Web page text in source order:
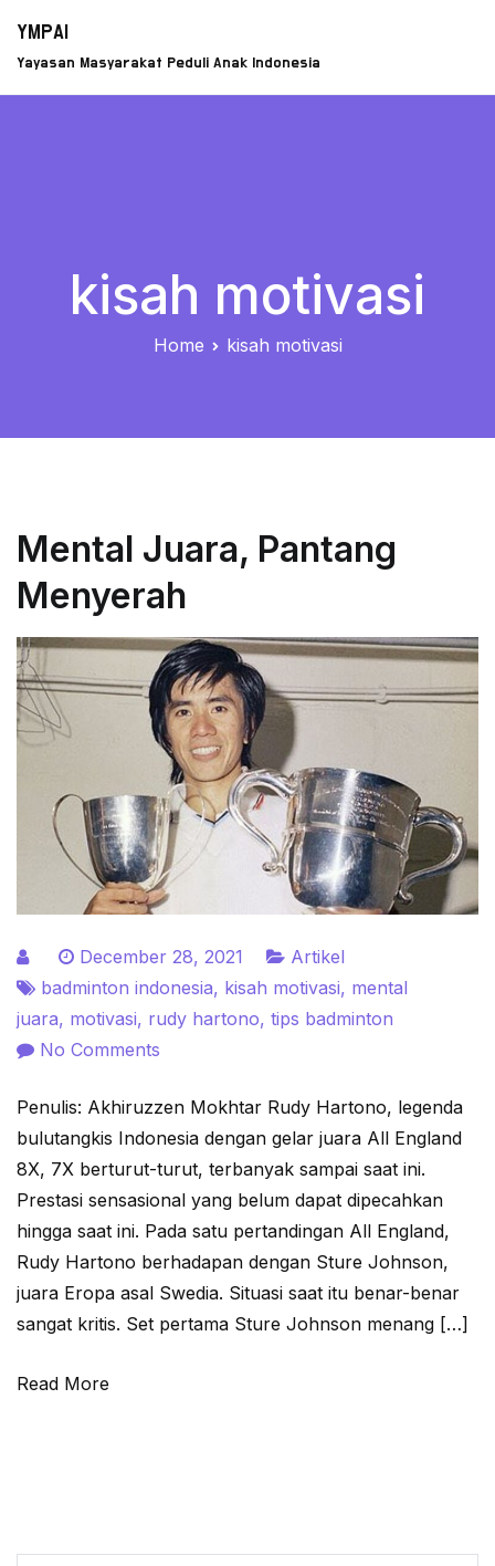
content
YMPAI
Yayasan Masyarakat Peduli Anak Indonesia
kisah motivasi
Home kisah motivasi
Mental Juara, Pantang
Menyerah
December 28, 2021
Artikel
badminton indonesia, kisah motivasi, mental
juara, motivasi, rudy hartono, tips badminton
No Comments
Juara,
Pantang
Menyerah
Penulis: Akhiruzzen Mokhtar Rudy Hartono, legenda
bulutangkis Indonesia dengan gelar juara All England
8X, 7X berturut-turut, terbanyak sampai saat ini.
Prestasi sensasional yang belum dapat dipecahkan
hingga saat ini. Pada satu pertandingan All England,
Rudy Hartono berhadapan dengan Sture Johnson,
juara Eropa asal Swedia. Situasi saat itu benar-benar
sangat kritis. Set pertama Sture Johnson menang […]
Read More